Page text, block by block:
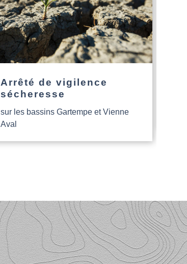
Arrêté de vigilence
sécheresse
sur les bassins Gartempe et Vienne
Aval